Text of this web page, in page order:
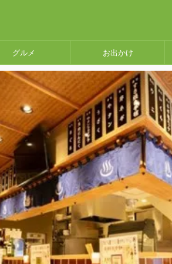
グルメ お出かけ